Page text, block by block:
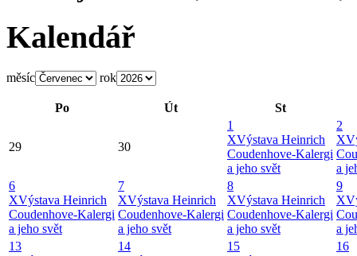
Kalendář
měsíc rok
Po Út St
29 30
1
XVýstava Heinrich
Coudenhove-Kalergi
a jeho svět
2
X
a
6
XVýstava Heinrich
Coudenhove-Kalergi
a jeho svět
7
XVýstava Heinrich
Coudenhove-Kalergi
a jeho svět
8
XVýstava Heinrich
Coudenhove-Kalergi
a jeho svět
9
X
a
13
14
15
16